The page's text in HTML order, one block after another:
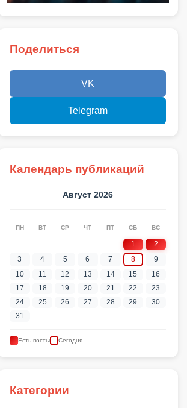
Поделиться
VK
Telegram
Календарь публикаций
Август 2026
ПН ВТ СР ЧТ ПТ СБ ВС
1
2
3
4 5 6 7 8
9
10
11 12 13 14 15
16
17
18 19 20 21 22
23
24
25 26 27 28 29
30
31
Есть посты Сегодня
Категории